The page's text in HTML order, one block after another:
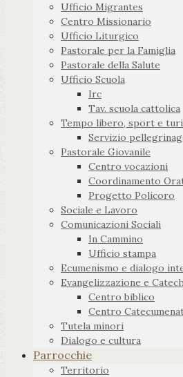
Ufficio Migrantes
Centro Missionario
Ufficio Liturgico
Pastorale per la Famiglia
Pastorale della Salute
Ufficio Scuola
Irc
Tav. scuola cattolica
Tempo libero, sport e
Servizio
Pastorale Giovanile
Centro vocazioni
Coordinamento
Progetto Policoro
Sociale e Lavoro
Comunicazioni Sociali
In Cammino
Ufficio stampa
Ecumenismo e dialogo
Evangelizzazione e
Centro biblico
Centro
Tutela minori
Dialogo e cultura
Parrocchie
Territorio